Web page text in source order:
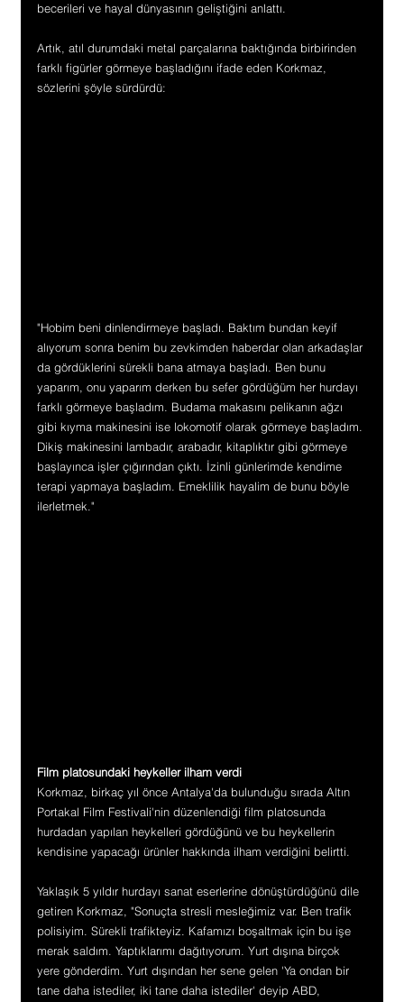
becerileri ve hayal dünyasının geliştiğini anlattı.
Artık, atıl durumdaki metal parçalarına baktığında birbirinden
farklı figürler görmeye başladığını ifade eden Korkmaz,
sözlerini şöyle sürdürdü:
"Hobim beni dinlendirmeye başladı. Baktım bundan keyif
alıyorum sonra benim bu zevkimden haberdar olan arkadaşlar
da gördüklerini sürekli bana atmaya başladı. Ben bunu
yaparım, onu yaparım derken bu sefer gördüğüm her hurdayı
farklı görmeye başladım. Budama makasını pelikanın ağzı
gibi kıyma makinesini ise lokomotif olarak görmeye başladım.
Dikiş makinesini lambadır, arabadır, kitaplıktır gibi görmeye
başlayınca işler çığırından çıktı. İzinli günlerimde kendime
terapi yapmaya başladım. Emeklilik hayalim de bunu böyle
ilerletmek."
Film platosundaki heykeller ilham verdi
Korkmaz, birkaç yıl önce Antalya'da bulunduğu sırada Altın
Portakal Film Festivali'nin düzenlendiği film platosunda
hurdadan yapılan heykelleri gördüğünü ve bu heykellerin
kendisine yapacağı ürünler hakkında ilham verdiğini belirtti.
Yaklaşık 5 yıldır hurdayı sanat eserlerine dönüştürdüğünü dile
getiren Korkmaz, "Sonuçta stresli mesleğimiz var. Ben trafik
polisiyim. Sürekli trafikteyiz. Kafamızı boşaltmak için bu işe
merak saldım. Yaptıklarımı dağıtıyorum. Yurt dışına birçok
yere gönderdim. Yurt dışından her sene gelen 'Ya ondan bir
tane daha istediler, iki tane daha istediler' deyip ABD,